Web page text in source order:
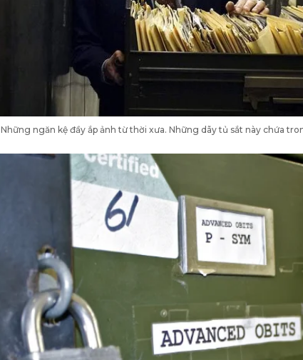
Những ngăn kệ đầy ắp ảnh từ thời xưa. Những dãy tủ sắt này chứa